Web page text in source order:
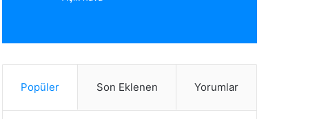
Popüler Son Eklenen Yorumlar